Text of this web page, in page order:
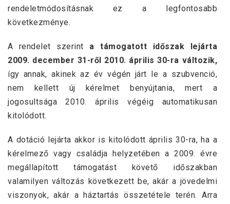
rendeletmódosításnak ez a legfontosabb
következménye.
A rendelet szerint a támogatott időszak lejárta
2009. december 31-ről 2010. április 30-ra változik,
így annak, akinek az év végén járt le a szubvenció,
nem kellett új kérelmet benyújtania, mert a
jogosultsága 2010. április végéig automatikusan
kitolódott.
A dotáció lejárta akkor is kitolódott április 30-ra, ha a
kérelmező vagy családja helyzetében a 2009. évre
megállapított támogatást követő időszakban
valamilyen változás következett be, akár a jövedelmi
viszonyok, akár a háztartás összetétele terén. Arra